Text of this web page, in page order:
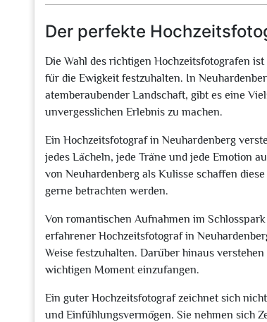
2026
Der perfekte
Die Wahl des richtigen Hochzeitsfotografen
für die Ewigkeit festzuhalten. In
atemberaubender Landschaft, gibt es eine
unvergesslichen Erlebnis zu machen.
Ein Hochzeitsfotograf in Neuhardenberg
jedes Lächeln, jede Träne und jede Emotion
von Neuhardenberg als Kulisse schaffen
gerne betrachten werden.
Von romantischen Aufnahmen im
erfahrener Hochzeitsfotograf in
Weise festzuhalten. Darüber hinaus
wichtigen Moment einzufangen.
Ein guter Hochzeitsfotograf zeichnet sich
und Einfühlungsvermögen. Sie nehmen sich